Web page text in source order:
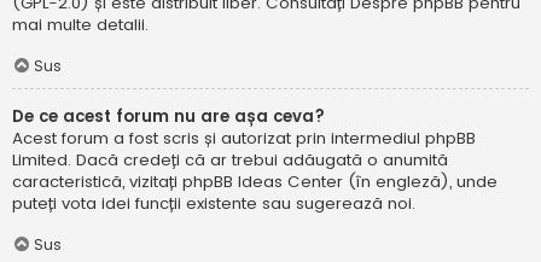
mai multe detalii.
Sus
De ce acest forum nu are așa ceva?
Acest forum a fost scris și autorizat prin intermediul phpBB
Limited. Dacă credeți că ar trebui adăugată o anumită
caracteristică, vizitați phpBB Ideas Center (în engleză), unde
puteți vota idei funcții existente sau sugerează noi.
Sus